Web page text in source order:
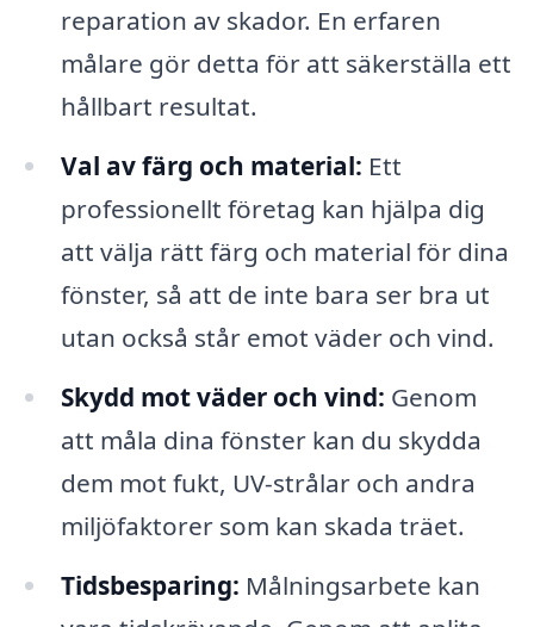
reparation av skador. En erfaren
målare gör detta för att säkerställa ett
hållbart resultat.
Val av färg och material: Ett
professionellt företag kan hjälpa dig
att välja rätt färg och material för dina
fönster, så att de inte bara ser bra ut
utan också står emot väder och vind.
Skydd mot väder och vind: Genom
att måla dina fönster kan du skydda
dem mot fukt, UV-strålar och andra
miljöfaktorer som kan skada träet.
Tidsbesparing: Målningsarbete kan